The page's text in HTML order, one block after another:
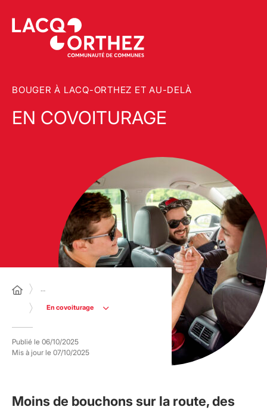
BOUGER À LACQ-ORTHEZ ET AU-DELÀ
EN COVOITURAGE
…
En covoiturage
Publié le 06/10/2025
Mis à jour le 07/10/2025
Moins de bouchons sur la route, des